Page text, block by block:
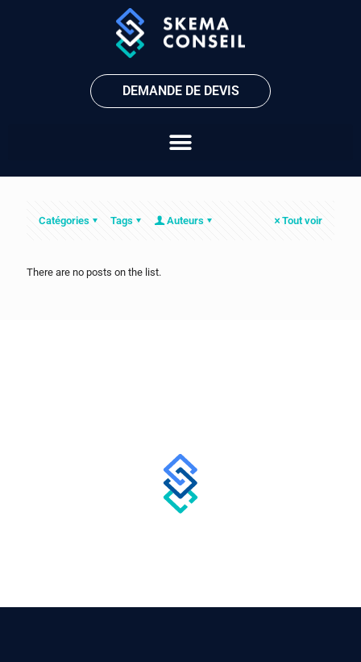
DEMANDE DE DEVIS
Catégories Tags Auteurs Tout voir
There are no posts on the list.